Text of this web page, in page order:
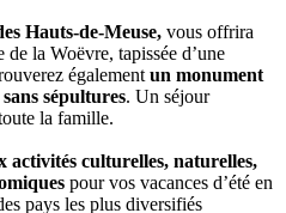
Hauts-de-Meuse, vous offrira
la Woëvre, tapissée d’une
également un monument
sépultures. Un séjour
la famille.
activités culturelles, naturelles,
pour vos vacances d’été en
pays les plus diversifiés